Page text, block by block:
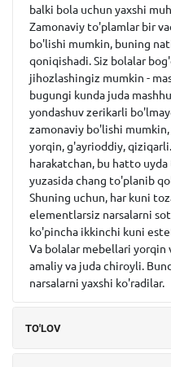
balki bola uchun yaxshi
Zamonaviy to'plamlar bir
bo'lishi mumkin, buning
qoniqishadi. Siz bolalar
jihozlashingiz mumkin -
bugungi kunda juda
yondashuv zerikarli
zamonaviy bo'lishi
yorqin, g'ayrioddiy,
harakatchan, bu hatto
yuzasida chang to'planib
Shuning uchun, har kuni
elementlarsiz narsalarni
ko'pincha ikkinchi kuni
Va bolalar mebellari yorqin
amaliy va juda chiroyli.
narsalarni yaxshi ko'radilar.
TO'LOV